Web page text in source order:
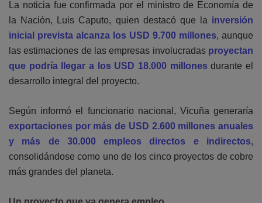
La noticia fue confirmada por el ministro de Economía de
la Nación, Luis Caputo, quien destacó que la inversión
inicial prevista alcanza los USD 9.700 millones, aunque
las estimaciones de las empresas involucradas proyectan
que podría llegar a los USD 18.000 millones durante el
desarrollo integral del proyecto.
Según informó el funcionario nacional, Vicuña generaría
exportaciones por más de USD 2.600 millones anuales
y más de 30.000 empleos directos e indirectos,
consolidándose como uno de los cinco proyectos de cobre
más grandes del planeta.